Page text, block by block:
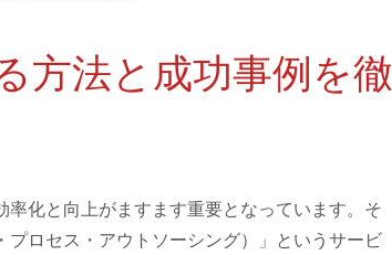
方法と成功事例を徹
化と向上がますます重要となっています。そ
ロセス・アウトソーシング）」というサービ